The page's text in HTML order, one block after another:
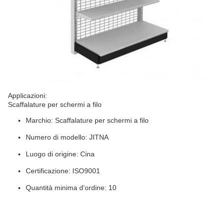
Applicazioni:
Scaffalature per schermi a filo
Marchio: Scaffalature per schermi a filo
Numero di modello: JITNA
Luogo di origine: Cina
Certificazione: ISO9001
Quantità minima d'ordine: 10